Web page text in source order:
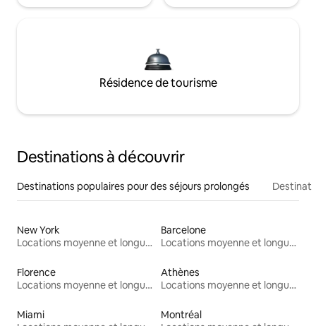
Résidence de tourisme
Destinations à découvrir
Destinations populaires pour des séjours prolongés
New York
Locations moyenne et longue durée
Barcelone
Locations moyenne et longue durée
Florence
Locations moyenne et longue durée
Athènes
Locations moyenne et longue durée
Miami
Montréal